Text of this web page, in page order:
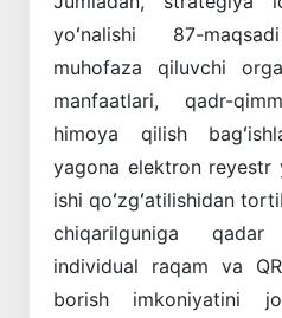
yoʻnalishi 87-
muhofaza qiluvchi
manfaatlari, qadr-
himoya qilish
yagona elektron reyestr
ishi qoʻzgʻatilishidan
chiqarilguniga
individual raqam va
borish imkoniyatini